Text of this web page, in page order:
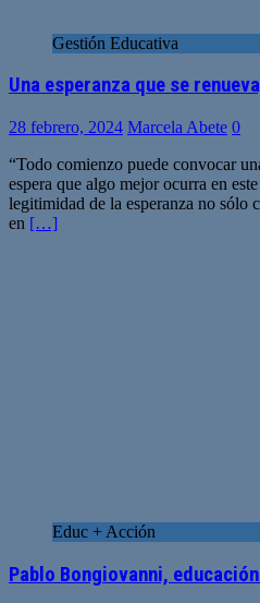
Gestión Educativa
Una esperanza que se
28 febrero, 2024 Marcela Abete 0
“Todo comienzo puede convocar
espera que algo mejor ocurra en
legitimidad de la esperanza no sólo
en […]
Educ + Acción
Pablo Bongiovanni,